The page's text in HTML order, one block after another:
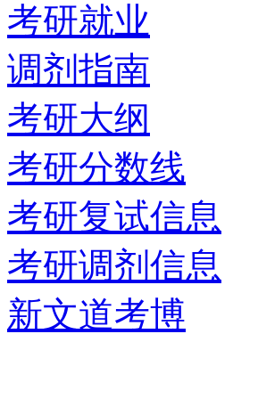
考研就业
调剂指南
考研大纲
考研分数线
考研复试信息
考研调剂信息
新文道考博